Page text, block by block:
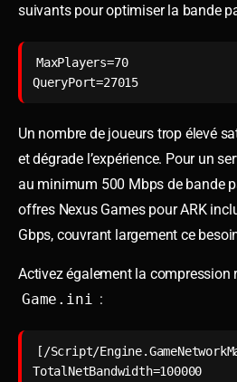
suivants pour optimiser la bande
MaxPlayers=70
Un nombre de joueurs trop élevé
et dégrade l’expérience. Pour un
au minimum 500 Mbps de bande
offres Nexus Games pour ARK
Gbps, couvrant largement ce
Activez également la compression
Game.ini
:
[/Script/
TotalNetBandwidth=100000